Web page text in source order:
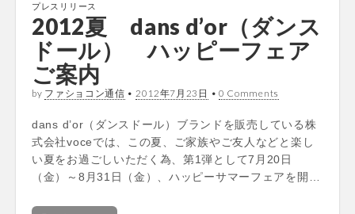
プレスリリース
2012夏 dans d’or（ダンス
ドール） ハッピーフェア
ご案内
by ファショコン通信 • 2012年7月23日 • 0 Comments
dans d’or（ダンスドール）ブランドを販売している株
式会社voceでは、この夏、ご家族やご友人などと楽し
い夏をお過ごしいただく為、第1弾として7月20日
（金）～8月31日（金）、ハッピーサマーフェアを開…